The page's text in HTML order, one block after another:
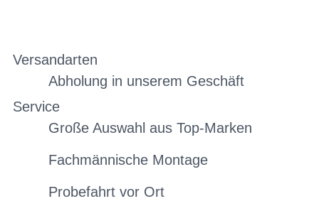
Versandarten
Abholung in unserem Geschäft
Service
Große Auswahl aus Top-Marken
Fachmännische Montage
Probefahrt vor Ort